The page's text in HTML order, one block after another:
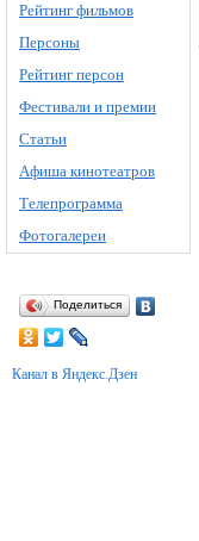
Рейтинг фильмов
Персоны
Рейтинг персон
Фестивали и премии
Статьи
Афиша кинотеатров
Телепрограмма
Фотогалереи
Поделиться
Канал в Яндекс.Дзен